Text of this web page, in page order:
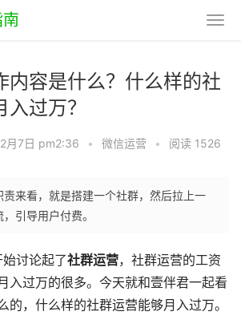
内容是什么？什么样的社
过万？
月7日 pm2:36 • 微信运营 • 阅读 1526
来看，就是搭建一个社群，然后拉上一
引导用户付费。
讨论起了社群运营，社群运营的工资
入过万的很多。今天就和壹伴君一起看
的，什么样的社群运营能够月入过万。